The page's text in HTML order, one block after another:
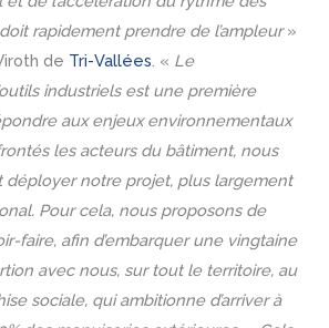
rapidement prendre de l’ampleur»
de Tri-Vallées . « Le
industriels est une première
aux enjeux environnementaux
les acteurs du bâtiment, nous
déployer notre projet, plus largement
Pour cela, nous proposons de
faire, afin d’embarquer une vingtaine
avec nous, sur tout le territoire, au
sociale, qui ambitionne d’arriver à